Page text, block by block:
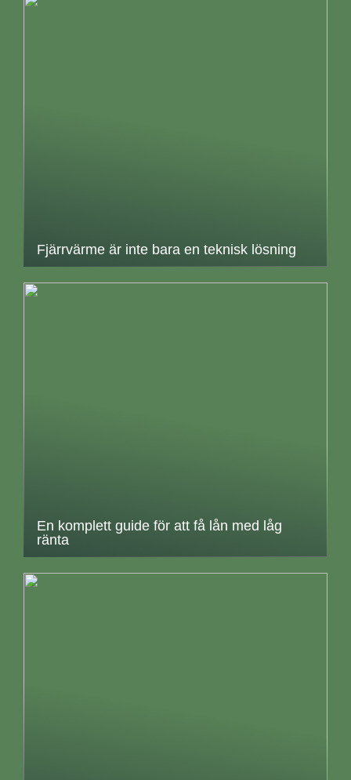
Fjärrvärme är inte bara en teknisk lösning
En komplett guide för att få lån med låg
ränta